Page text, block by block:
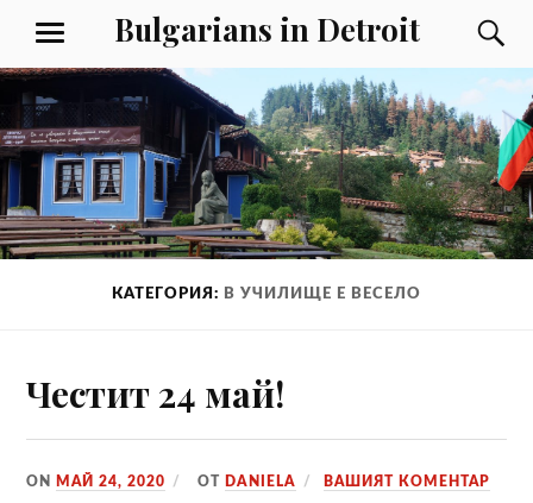
съдържаниетоBulgarians in Detroit
МЕНЮ
КАТЕГОРИЯ: В УЧИЛИЩЕ Е ВЕСЕЛО
Честит 24 май!
ON МАЙ 24, 2020 ОТ DANIELA ВАШИЯТ КОМЕНТАР